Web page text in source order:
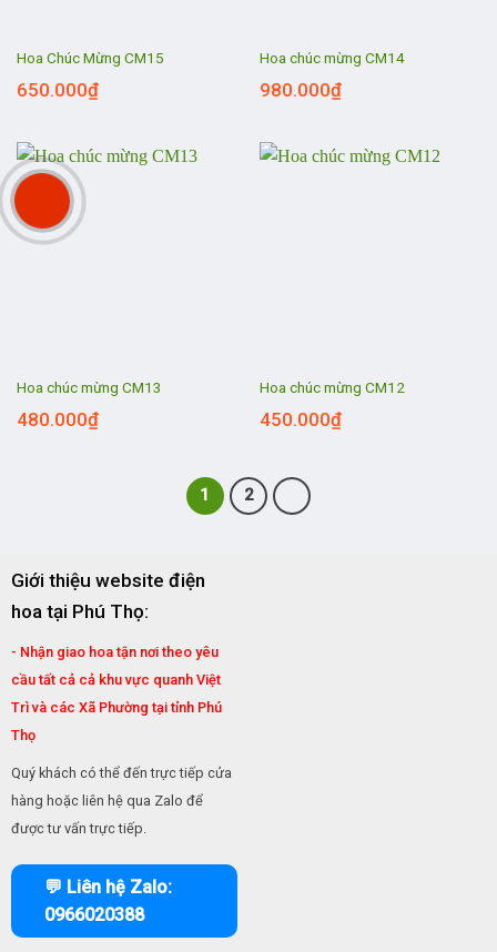
Hoa Chúc Mừng CM15
650.000₫
Hoa chúc mừng CM14
980.000₫
Hoa chúc mừng CM13
480.000₫
Hoa chúc mừng CM12
450.000₫
1 2
Giới thiệu website điện
hoa tại Phú Thọ:
- Nhận giao hoa tận nơi theo yêu
cầu tất cả cả khu vực quanh Việt
Trì và các Xã Phường tại tỉnh Phú
Thọ
Quý khách có thể đến trực tiếp cửa
hàng hoặc liên hệ qua Zalo để
được tư vấn trực tiếp.
💬 Liên hệ Zalo:
0966020388